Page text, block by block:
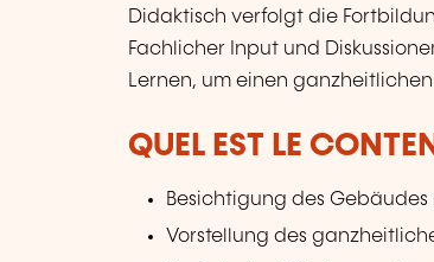
Didaktisch verfolgt die
Fachlicher Input und
Lernen, um einen
QUEL EST LE
Besichtigung des
Vorstellung des